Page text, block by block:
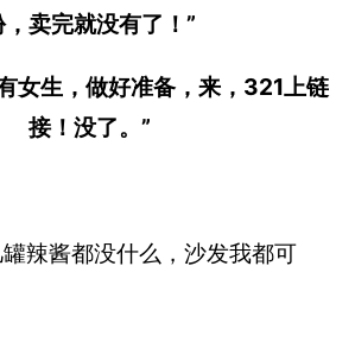
，卖完就没有了！”
女生，做好准备，来，321上链
接！没了。”
辣酱都没什么，沙发我都可